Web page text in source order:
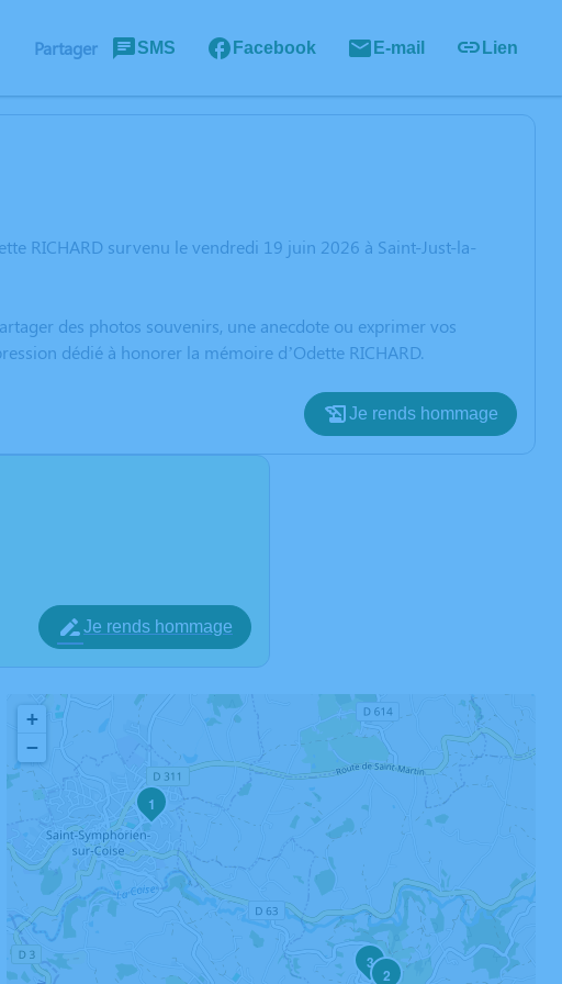
Partager SMS Facebook E-mail Lien
RICHARD survenu le vendredi 19 juin 2026 à Saint-Just-la-
des photos souvenirs, une anecdote ou exprimer vos
dédié à honorer la mémoire d’Odette RICHARD.
Je rends hommage
Je rends hommage
1
2
3
+
−